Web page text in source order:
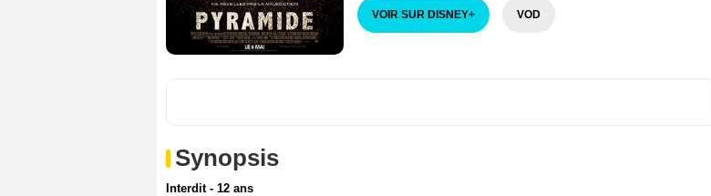
VOIR SUR DISNEY+ VOD
Synopsis
Interdit - 12 ans